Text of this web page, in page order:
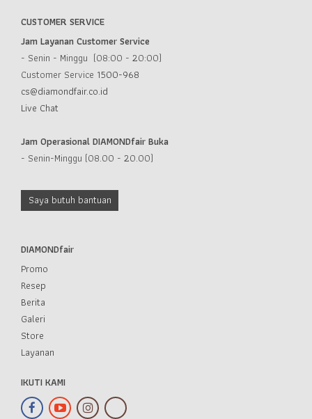
CUSTOMER SERVICE
Jam Layanan Customer Service
- Senin - Minggu (08:00 - 20:00)
Customer Service 1500-968
cs@diamondfair.co.id
Live Chat
Jam Operasional DIAMONDfair Buka
- Senin-Minggu (08.00 - 20.00)
Saya butuh bantuan
DIAMONDfair
Promo
Resep
Berita
Galeri
Store
Layanan
IKUTI KAMI